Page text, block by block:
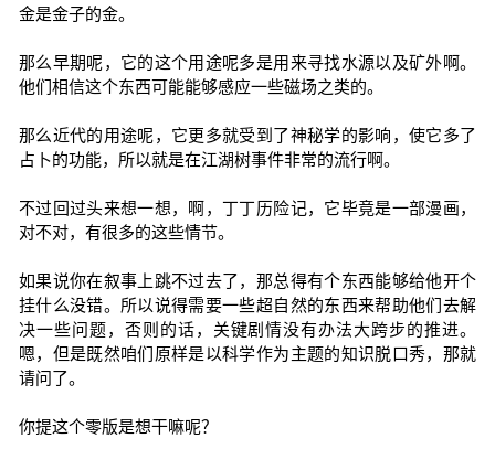
金是金子的金。
那么早期呢，它的这个用途呢多是用来寻找水源以及矿外啊。
他们相信这个东西可能能够感应一些磁场之类的。
那么近代的用途呢，它更多就受到了神秘学的影响，使它多了
占卜的功能，所以就是在江湖树事件非常的流行啊。
不过回过头来想一想，啊，丁丁历险记，它毕竟是一部漫画，
对不对，有很多的这些情节。
如果说你在叙事上跳不过去了，那总得有个东西能够给他开个
挂什么没错。所以说得需要一些超自然的东西来帮助他们去解
决一些问题，否则的话，关键剧情没有办法大跨步的推进。
嗯，但是既然咱们原样是以科学作为主题的知识脱口秀，那就
请问了。
你提这个零版是想干嘛呢？